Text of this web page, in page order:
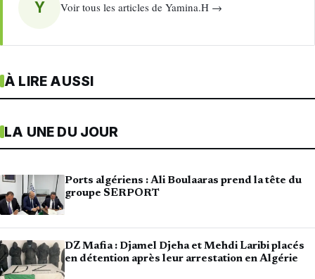
Y Voir tous les articles de Yamina.H →
À LIRE AUSSI
LA UNE DU JOUR
Ports algériens : Ali Boulaaras prend la tête du
groupe SERPORT
DZ Mafia : Djamel Djeha et Mehdi Laribi placés
en détention après leur arrestation en Algérie